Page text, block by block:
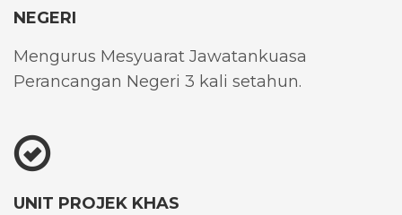
NEGERI
Mengurus Mesyuarat Jawatankuasa
Perancangan Negeri 3 kali setahun.
UNIT PROJEK KHAS